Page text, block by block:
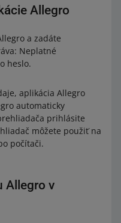
Allegro
a zadáte
Neplatné
heslo.
aplikácia Allegro
automaticky
prihlásite
môžete použiť na
počítači.
Allegro v